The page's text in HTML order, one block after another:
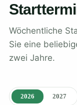
Wöchentliche
Sie eine
zwei Jahre.
2026 2027